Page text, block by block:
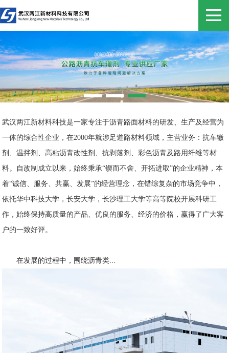
武汉两江新材料科技是一家专注于沥青路面材料的研发、生产及经营为
一体的综合性企业，在2000年就涉足道路材料领域，主营业务：抗车辙
剂、温拌剂、高粘沥青改性剂、抗剥落剂、彩色沥青及路用纤维等材
料。自改制成立以来，始终秉承“锲而不舍、开拓进取”的企业精神，本
着“诚信、服务、共赢、发展”的经营理念，在错综复杂的市场竞争中，
依托华中科技大学，长安大学，长沙理工大学等高等院校开展科研工
作，始终保持高质量的产品、优良的服务、经济的价格，赢得了广大客
户的一致好评。
在发展的过程中，围绕沥青类...